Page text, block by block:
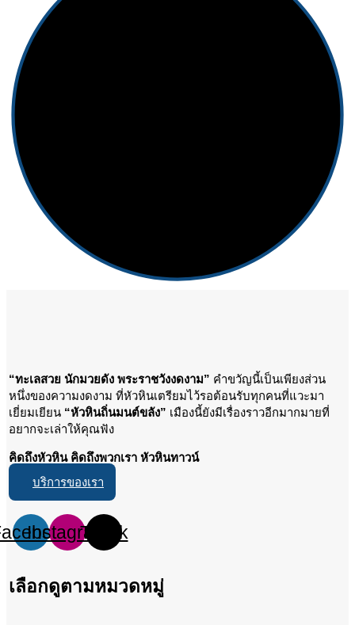
“ทะเลสวย นักมวยดัง พระราชวังงดงาม” คำขวัญนี้เป็นเพียงส่วน
หนึ่งของความงดงาม ที่หัวหินเตรียมไว้รอต้อนรับทุกคนที่แวะมา
เยี่ยมเยียน “หัวหินถิ่นมนต์ขลัง” เมืองนี้ยังมีเรื่องราวอีกมากมายที่
อยากจะเล่าให้คุณฟัง
คิดถึงหัวหิน คิดถึงพวกเรา หัวหินทาวน์
บริการของเรา
InstagramTiktok
เลือกดูตามหมวดหมู่